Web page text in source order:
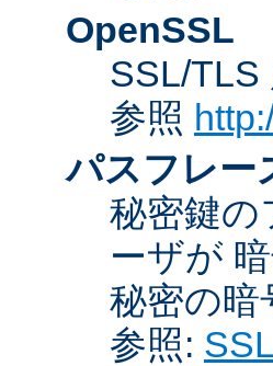
OpenSSL
SSL/
参照
パスフレー
秘密鍵の
ーザが
秘密の暗
参照: